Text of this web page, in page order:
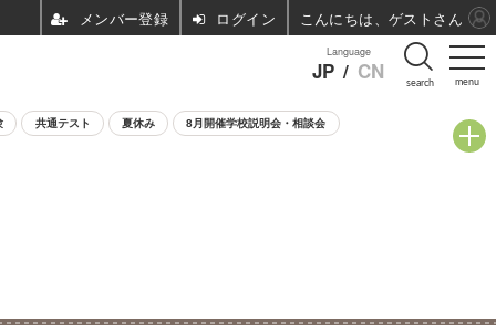
menu
Language
JP / CN search
共通テスト 夏休み 8月開催学校説明会・相談会
ログイン こんにちは、ゲストさん